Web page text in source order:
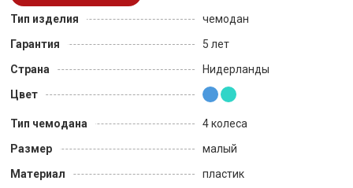
Тип изделия
чемодан
Гарантия
5 лет
Страна
Нидерланды
Цвет
Тип чемодана
4 колеса
Размер
малый
Материал
пластик